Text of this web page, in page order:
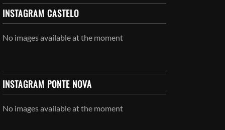
INSTAGRAM CASTELO
No images available at the moment
INSTAGRAM PONTE NOVA
No images available at the moment